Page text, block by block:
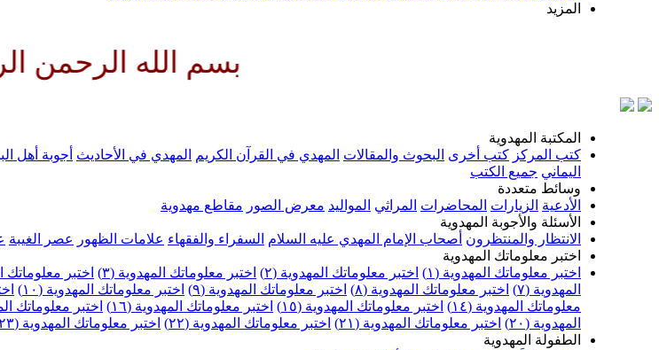
المزيد
بسم الله الرحمن الرحيم
المكتبة المهدوية
كتب المركز كتب أخرى البحوث والمقالات المهدي في القرآن الكريم المهدي في الأحاديث أجوبة أهل
اليماني جميع الكتب
وسائط متعددة
الأدعية الزيارات المحاضرات المراثي المواليد معرض الصور مقاطع مهدوية
الأسئلة والأجوبة المهدوية
الانتظار والمنتظرون أصحاب الإمام المهدي عليه السلام السفراء والفقهاء علامات الظهور عصر الغيبة
اختبر معلوماتك المهدوية
اختبر معلوماتك المهدوية (١)
اختبر معلوماتك المهدوية (٢) اختبر معلوماتك المهدوية (٣) اختبر معلوماتك
المهدوية (٧)
اختبر معلوماتك المهدوية (٨) اختبر معلوماتك المهدوية (٩) اختبر معلوماتك المهدوية (١٠)
معلوماتك المهدوية (١٤)
اختبر معلوماتك المهدوية (١٥) اختبر معلوماتك المهدوية (١٦) اختبر معلوماتك
المهدوية (٢٠)
اختبر معلوماتك المهدوية (٢١) اختبر معلوماتك المهدوية (٢٢) اختبر معلوماتك المهدوية (٢٣)
الطفولة المهدوية